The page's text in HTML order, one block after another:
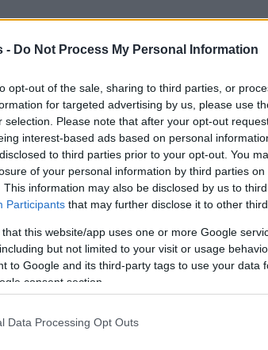
- Do Not Process My Personal Information
opt-out of the sale, sharing to third parties, or
for targeted advertising by us, please use
selection. Please note that after your opt-out
interest-based ads based on personal
to third parties prior to your opt-out. You
of your personal information by third parties on
This information may also be disclosed by us to
Participants that may further disclose it to other
that this website/app uses one or more Google
but not limited to your visit or usage
to Google and its third-party tags to use your data
consent section.
Data Processing Opt Outs
Cine Καλησπερίτης: Το πιο όμορφο
ΑΠΟ ΤΟΝ ΔΗΜΙΟΥΡΓΟ